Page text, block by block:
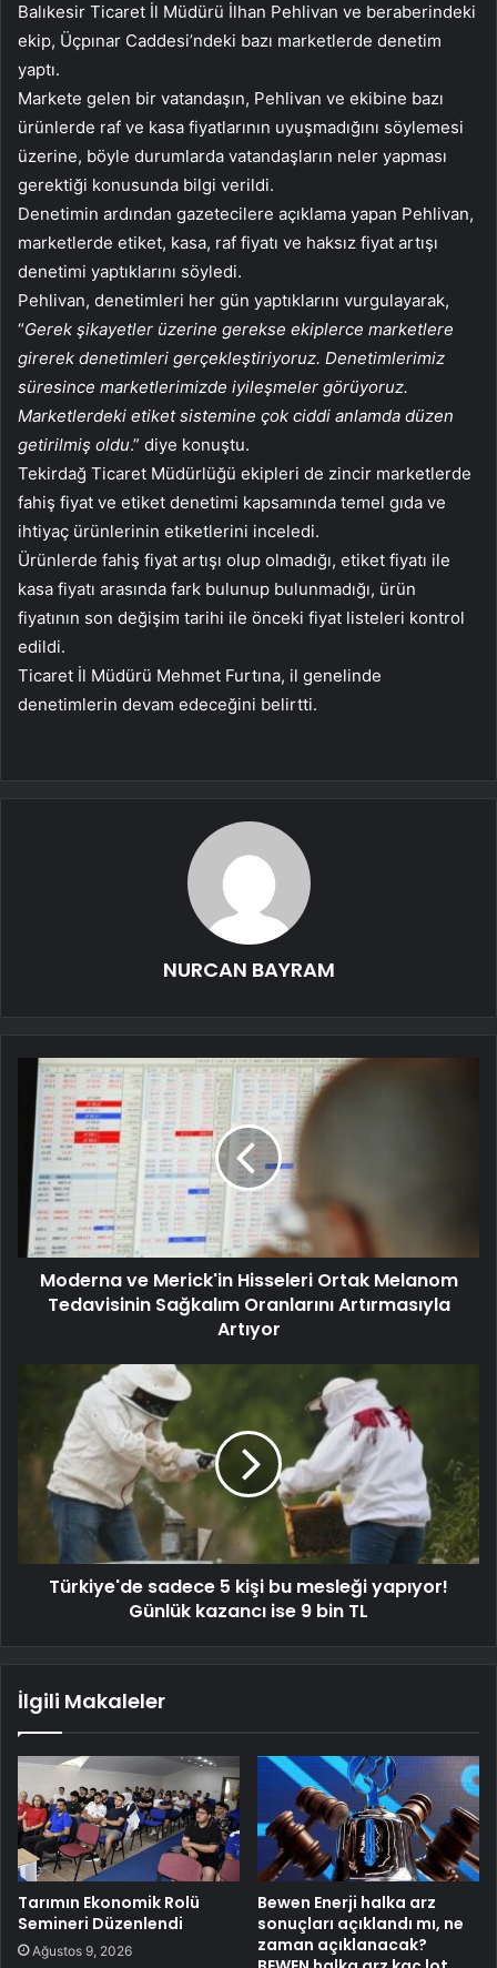
Balıkesir Ticaret İl Müdürü İlhan Pehlivan ve beraberindeki
ekip, Üçpınar Caddesi’ndeki bazı marketlerde denetim
yaptı.
Markete gelen bir vatandaşın, Pehlivan ve ekibine bazı
ürünlerde raf ve kasa fiyatlarının uyuşmadığını söylemesi
üzerine, böyle durumlarda vatandaşların neler yapması
gerektiği konusunda bilgi verildi.
Denetimin ardından gazetecilere açıklama yapan Pehlivan,
marketlerde etiket, kasa, raf fiyatı ve haksız fiyat artışı
denetimi yaptıklarını söyledi.
Pehlivan, denetimleri her gün yaptıklarını vurgulayarak,
“Gerek şikayetler üzerine gerekse ekiplerce marketlere
girerek denetimleri gerçekleştiriyoruz. Denetimlerimiz
süresince marketlerimizde iyileşmeler görüyoruz.
Marketlerdeki etiket sistemine çok ciddi anlamda düzen
getirilmiş oldu.” diye konuştu.
Tekirdağ Ticaret Müdürlüğü ekipleri de zincir marketlerde
fahiş fiyat ve etiket denetimi kapsamında temel gıda ve
ihtiyaç ürünlerinin etiketlerini inceledi.
Ürünlerde fahiş fiyat artışı olup olmadığı, etiket fiyatı ile
kasa fiyatı arasında fark bulunup bulunmadığı, ürün
fiyatının son değişim tarihi ile önceki fiyat listeleri kontrol
edildi.
Ticaret İl Müdürü Mehmet Furtına, il genelinde
denetimlerin devam edeceğini belirtti.
NURCAN BAYRAM
Moderna ve Merick'in Hisseleri Ortak Melanom
Tedavisinin Sağkalım Oranlarını Artırmasıyla
Artıyor
Türkiye'de sadece 5 kişi bu mesleği yapıyor!
Günlük kazancı ise 9 bin TL
İlgili Makaleler
Tarımın Ekonomik Rolü
Semineri Düzenlendi
Ağustos 9, 2026
Bewen Enerji halka arz
sonuçları açıklandı mı, ne
zaman açıklanacak?